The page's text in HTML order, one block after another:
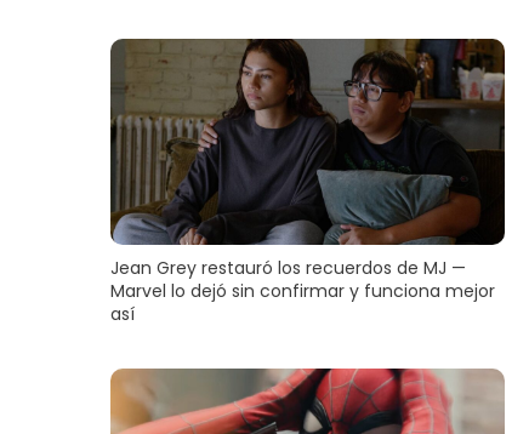
Jean Grey restauró los recuerdos de MJ —
Marvel lo dejó sin confirmar y funciona mejor
así